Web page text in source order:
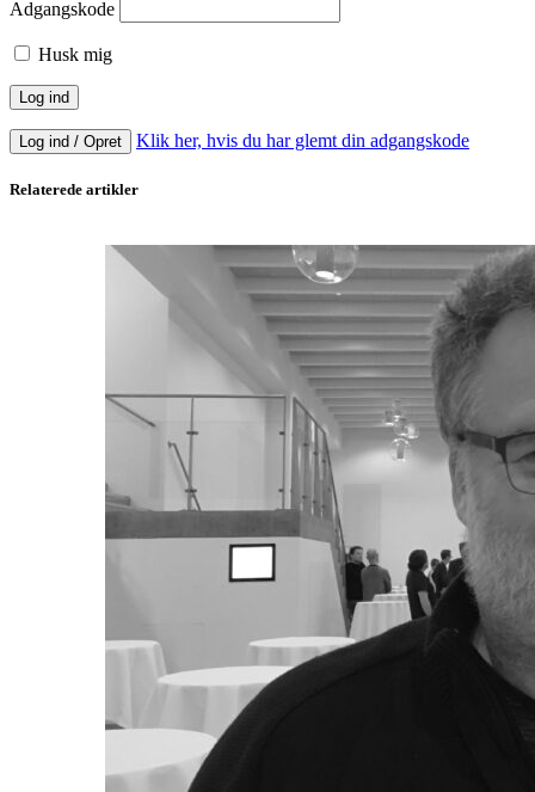
Adgangskode
Husk mig
Log ind / Opret Klik her, hvis du har glemt din adgangskode
Relaterede artikler